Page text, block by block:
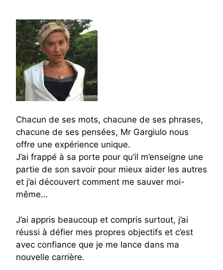
Chacun de ses mots, chacune de ses phrases,
chacune de ses pensées, Mr Gargiulo nous
offre une expérience unique.
J’ai frappé à sa porte pour qu’il m’enseigne une
partie de son savoir pour mieux aider les autres
et j’ai découvert comment me sauver moi-
même…
J’ai appris beaucoup et compris surtout, j’ai
réussi à défier mes propres objectifs et c’est
avec confiance que je me lance dans ma
nouvelle carrière.